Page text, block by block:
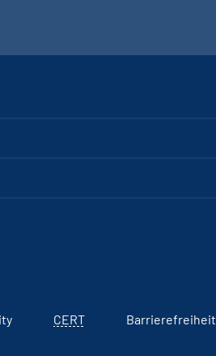
CERT Barrierefreiheit